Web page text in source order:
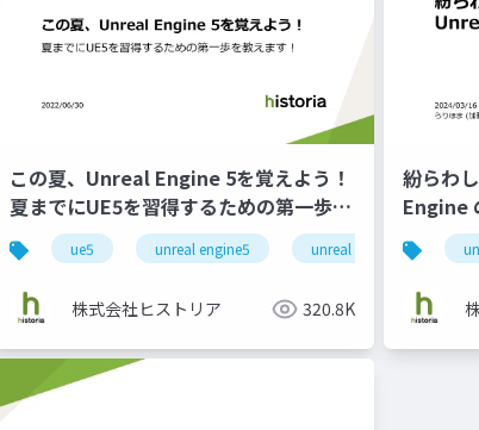
historia game
この夏、Unreal Engine 5を覚えよう！
夏までにUE5を習得するための第一歩を
教えます！
ue5 unreal engine5 unreal engine
株式会社ヒストリア 320.8K
紛らわ
Engine